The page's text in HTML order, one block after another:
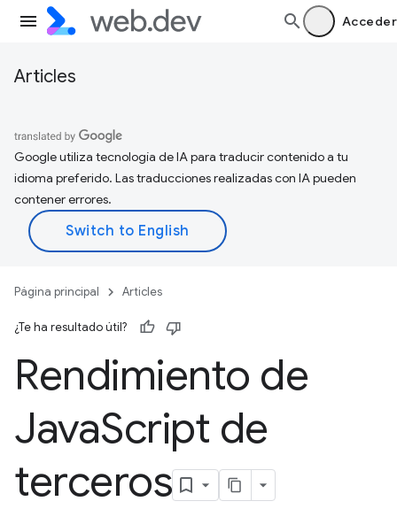
Acceder
Articles
Google utiliza tecnología de IA para traducir contenido a tu
idioma preferido. Las traducciones realizadas con IA pueden
contener errores.
Página principal Articles
¿Te ha resultado útil?
Rendimiento de
JavaScript de
terceros